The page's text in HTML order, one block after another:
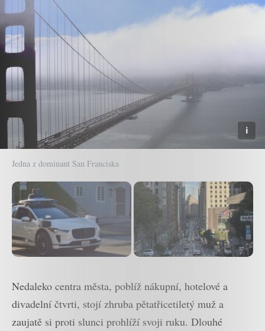
Jedna z dominant San Franciska
Nedaleko centra města, poblíž nákupní, hotelové a
divadelní čtvrti, stojí zhruba pětatřicetiletý muž a
zaujatě si proti slunci prohlíží svoji ruku. Dlouhé